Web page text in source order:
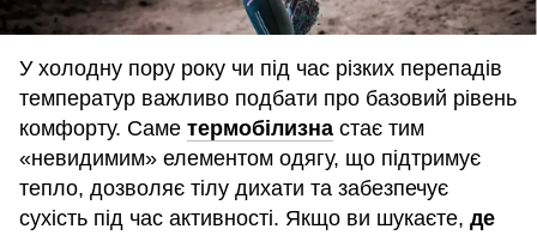
У холодну пору року чи під час різких перепадів
температур важливо подбати про базовий рівень
комфорту. Саме термобілизна стає тим
«невидимим» елементом одягу, що підтримує
тепло, дозволяє тілу дихати та забезпечує
сухість під час активності. Якщо ви шукаєте, де